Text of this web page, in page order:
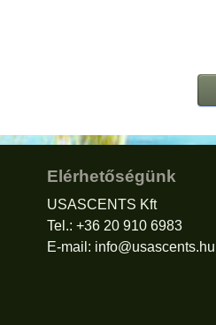
Elérhetőségünk
USASCENTS Kft
Tel.: +36 20 910 6983
E-mail: info@usascents.hu